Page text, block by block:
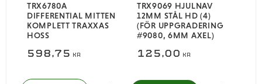
TRX6780A
DIFFERENTIAL MITTEN
KOMPLETT TRAXXAS
HOSS
598,75 KR
TRX9069 HJULNAV
12MM STÅL HD (4)
(FÖR UPPGRADERING
#9080, 6MM AXEL)
125,00 KR